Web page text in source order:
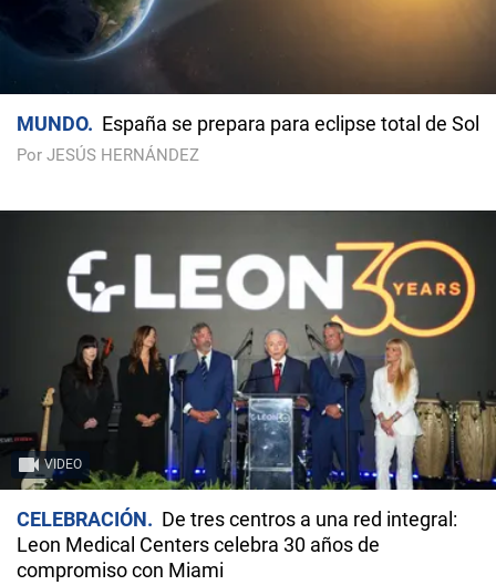
MUNDO España se prepara para eclipse total de Sol
Por JESÚS HERNÁNDEZ
VIDEO
CELEBRACIÓN
De tres centros a una red integral:
Leon Medical Centers celebra 30 años de
compromiso con Miami